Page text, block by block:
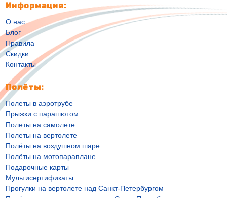
Информация:
О нас
Блог
Правила
Скидки
Контакты
Полёты:
Полеты в аэротрубе
Прыжки с парашютом
Полеты на самолете
Полеты на вертолете
Полёты на воздушном шаре
Полёты на мотопараплане
Подарочные карты
Мультисертификаты
Прогулки на вертолете над Санкт-Петербургом